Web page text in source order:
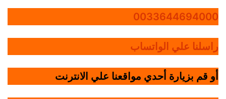
0033644694000
راسلنا علي الواتساب
أو قم بزيارة أحدي مواقعنا علي الانترنت